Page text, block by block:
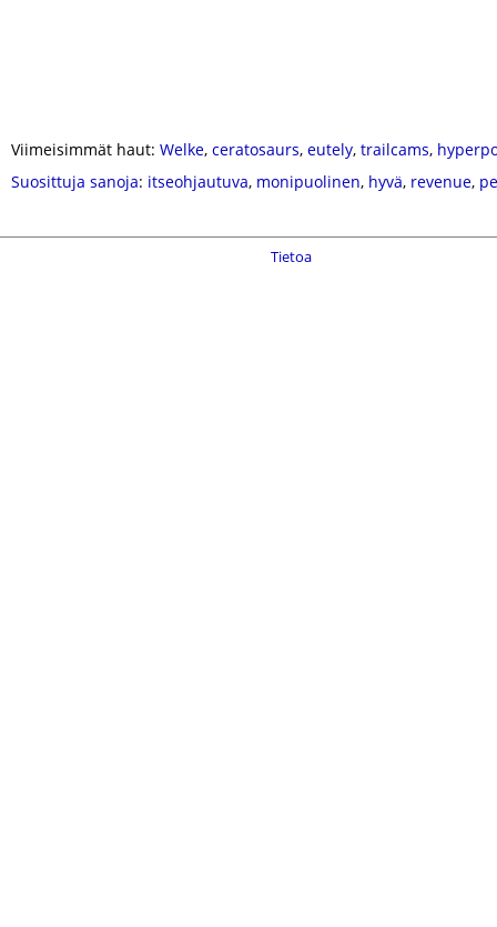
Viimeisimmät haut: Welke, ceratosaurs, eutely, trailcams,
Suosittuja sanoja: itseohjautuva, monipuolinen, hyvä, revenue,
Tietoa